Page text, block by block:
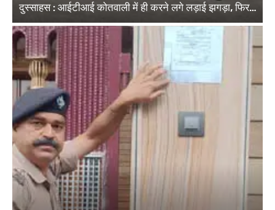
दुस्साहस : आईटीआई कोतवाली में ही करने लगे लड़ाई झगड़ा, फिर…